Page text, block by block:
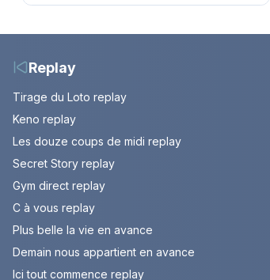
août 2026 (spoiler)
Replay
Tirage du Loto replay
Keno replay
Les douze coups de midi replay
Secret Story replay
Gym direct replay
C à vous replay
Plus belle la vie en avance
Demain nous appartient en avance
Ici tout commence replay